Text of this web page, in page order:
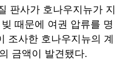
판사가 호나우지뉴가 지
때문에 여권 압류를 명
조사한 호나우지뉴의 계
금액이 발견됐다.